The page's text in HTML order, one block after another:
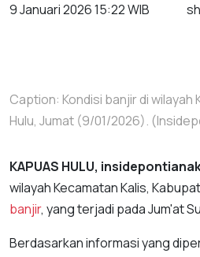
9 Januari 2026 15:22 WIB
Caption: Kondisi banjir di wilayah
Hulu, Jumat (9/01/2026).
KAPUAS HULU,
wilayah Kecamatan Kalis,
banjir, yang terjadi pada Jum'at
Berdasarkan informasi yang